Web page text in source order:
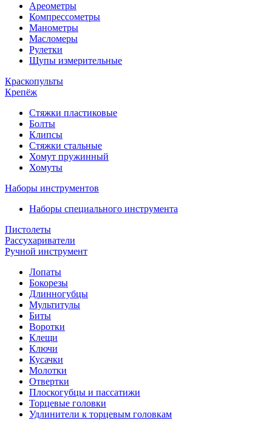
Ареометры
Компрессометры
Манометры
Масломеры
Рулетки
Щупы измерительные
Краскопульты
Крепёж
Стяжки пластиковые
Болты
Клипсы
Стяжки стальные
Хомут пружинный
Хомуты
Наборы инструментов
Наборы специального инструмента
Пистолеты
Рассухариватели
Ручной инструмент
Лопаты
Бокорезы
Длинногубцы
Мультитулы
Биты
Воротки
Клещи
Ключи
Кусачки
Молотки
Отвертки
Плоскогубцы и пассатижи
Торцевые головки
Удлинители к торцевым головкам